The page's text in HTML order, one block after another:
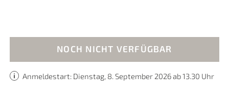
NOCH NICHT VERFÜGBAR
Anmeldestart: Dienstag, 8. September 2026 ab 13.30 Uhr